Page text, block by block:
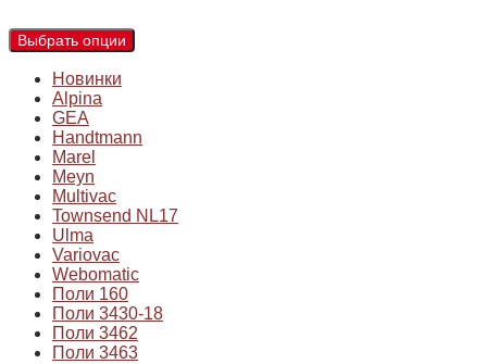
Выбрать опции
Новинки
Alpina
GEA
Handtmann
Marel
Meyn
Multivac
Townsend NL17
Ulma
Variovac
Webomatic
Поли 160
Поли 3430-18
Поли 3462
Поли 3463